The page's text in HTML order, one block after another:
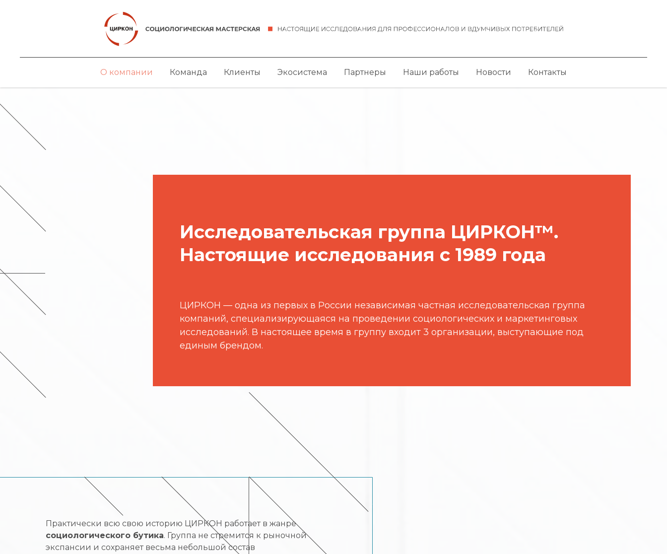
О компании Команда Клиенты Экосистема Партнеры Наши работы Новости Контакты
Практически всю свою историю ЦИРКОН работает в жанре
социологического бутика. Группа не стремится к рыночной
экспансии и сохраняет весьма небольшой состав
Исследовательская группа ЦИРКОН™.
Настоящие исследования с 1989 года
ЦИРКОН — одна из первых в России независимая частная исследовательская группа
компаний, специализирующаяся на проведении социологических и маркетинговых
исследований. В настоящее время в группу входит 3 организации, выступающие под
единым брендом.